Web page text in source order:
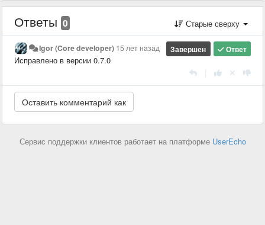
Ответы 0 Старые сверху
Ответ
Завершен
Igor (Core developer) 15 лет назад
Исправлено в версии 0.7.0
Сервис поддержки клиентов работает на платформе UserEcho